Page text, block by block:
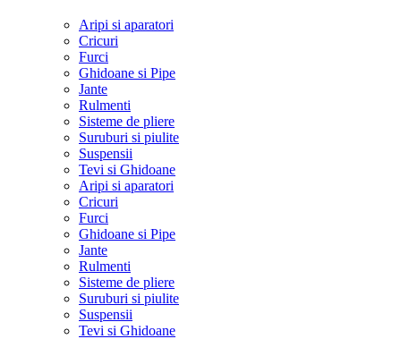
Aripi si aparatori
Cricuri
Furci
Ghidoane si Pipe
Jante
Rulmenti
Sisteme de pliere
Suruburi si piulite
Suspensii
Tevi si Ghidoane
Aripi si aparatori
Cricuri
Furci
Ghidoane si Pipe
Jante
Rulmenti
Sisteme de pliere
Suruburi si piulite
Suspensii
Tevi si Ghidoane